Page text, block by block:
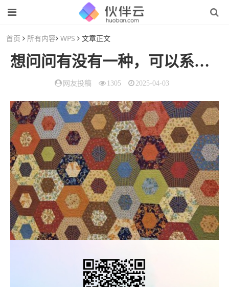
首页 所有内容 WPS 文章正文
想问问有没有一种，可以系统
网友投稿 1305 2025-04-03